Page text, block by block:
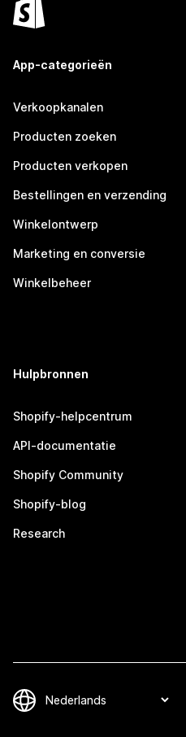
App-categorieën
Verkoopkanalen
Producten zoeken
Producten verkopen
Bestellingen en verzending
Winkelontwerp
Marketing en conversie
Winkelbeheer
Hulpbronnen
Shopify-helpcentrum
API-documentatie
Shopify Community
Shopify-blog
Research